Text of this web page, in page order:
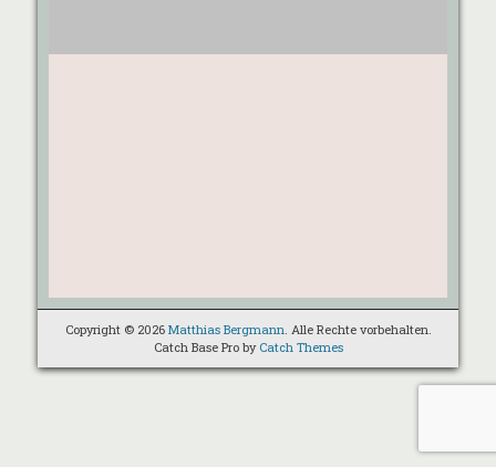
Copyright © 2026 Matthias Bergmann. Alle Rechte vorbehalten.
Catch Base Pro by Catch Themes